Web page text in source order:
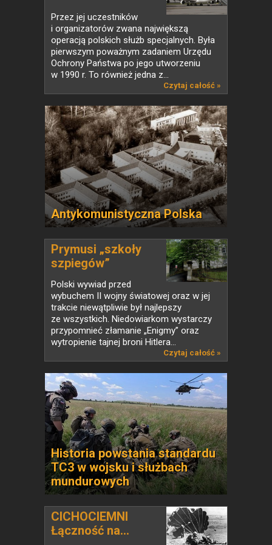
Przez jej uczestników
i organizatorów zwana największą
operacją polskich służb specjalnych. Była
pierwszym poważnym zadaniem Urzędu
Ochrony Państwa po jego utworzeniu
w 1990 r. To również jedna z...
Czytaj całość »
Antykomunistyczna Polska
Prymusi „szkoły
szpiegów”
Polski wywiad przed
wybuchem II wojny światowej oraz w jej
trakcie niewątpliwie był najlepszy
ze wszystkich. Niedowiarkom wystarczy
przypomnieć złamanie „Enigmy” oraz
wytropienie tajnej broni Hitlera...
Czytaj całość »
Historia powstania standardu
TC3 w wojsku i służbach
mundurowych
CICHOCIEMNI
Łączność na...